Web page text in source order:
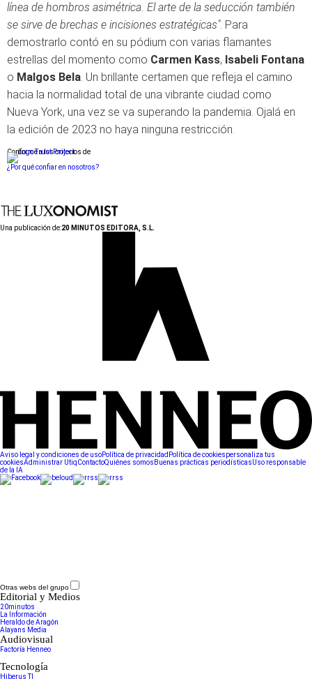
línea de hombros asimétrica. El arte de la seducción también
se sirve de brechas e incisiones estratégicas". Para
demostrarlo contó en su pódium con varias flamantes
estrellas del momento como Carmen Kass, Isabeli Fontana
o Malgos Bela. Un brillante certamen que refleja el camino
hacia la normalidad total de una vibrante ciudad como
Nueva York, una vez se va superando la pandemia. Ojalá en
la edición de 2023 no haya ninguna restricción.
Conforme a los criterios de
¿Por qué confiar en nosotros?
Una publicación de:20 MINUTOS EDITORA, S.L.
Aviso legal y condiciones de usoPolítica de privacidad Política de cookiespersonaliza tus
cookiesAdministrar UtiqContactoQuiénes somos Buenas prácticas periodísticasUso responsable
de la IA
Otras webs del grupo
Editorial y Medios
20minutos
La Información
Heraldo de Aragón
Alayans Media
Audiovisual
Factoría Henneo
Tecnología
Hiberus TI